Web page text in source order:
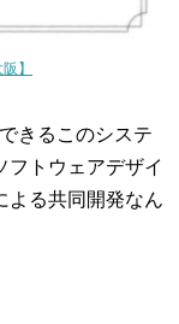
】
きるこのシステ
フトウェアデザイ
よる共同開発なん